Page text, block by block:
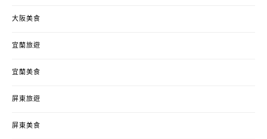
大阪美食
宜蘭旅遊
宜蘭美食
屏東旅遊
屏東美食